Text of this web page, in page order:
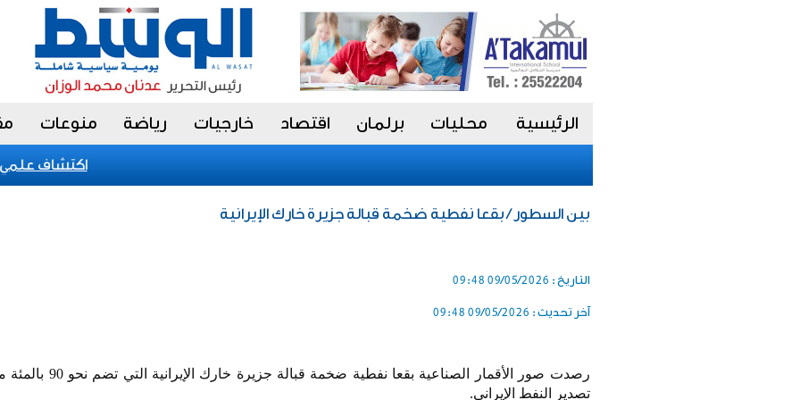
الرئيسية محليات برلمان اقتصاد خارجيات رياضة منوعات
اكتشاف علمي
بين السطور / بقعا نفطية ضخمة قبالة جزيرة خارك الإيرانية
التاريخ : 09/05/2026 09:48
آخر تحديث : 09/05/2026 09:48
رصدت صور الأقمار الصناعية بقعا نفطية
تصدير النفط الإيراني.